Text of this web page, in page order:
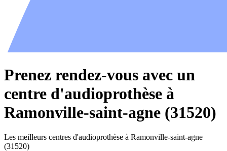
Prenez rendez-vous avec un
centre d'audioprothèse à
Ramonville-saint-agne (31520)
Les meilleurs centres d'audioprothèse à Ramonville-saint-agne
(31520)